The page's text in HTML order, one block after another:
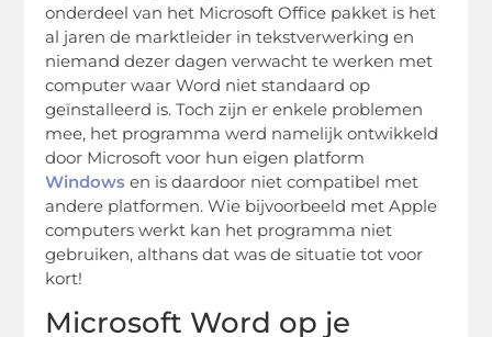
onderdeel van het Microsoft Office pakket is het
al jaren de marktleider in tekstverwerking en
niemand dezer dagen verwacht te werken met
computer waar Word niet standaard op
geïnstalleerd is. Toch zijn er enkele problemen
mee, het programma werd namelijk ontwikkeld
door Microsoft voor hun eigen platform
Windows en is daardoor niet compatibel met
andere platformen. Wie bijvoorbeeld met Apple
computers werkt kan het programma niet
gebruiken, althans dat was de situatie tot voor
kort!
Microsoft Word op je